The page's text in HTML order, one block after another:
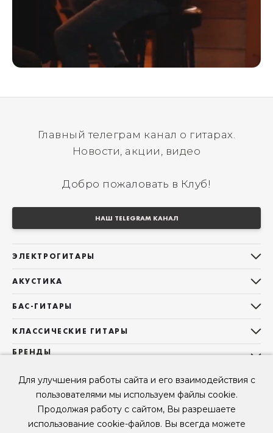
Для улучшения работы сайта и его взаимодействия с
пользователями мы используем файлы cookie.
Продолжая работу с сайтом, Вы разрешаете
использование cookie-файлов. Вы всегда можете
Главный телеграм канал о гитарах.
Новости, акции, видео
Добро пожаловать в Клуб!
НАШ TELEGRAM КАНАЛ
ЭЛЕКТРОГИТАРЫ
Telecaster
Les Paul
Superstrat
АКУСТИКА
Фолки (ОМ, 000, 00)
Гранд Аудиториум
Б/У, уцененные гитары
БАС-ГИТАРЫ
Precision Bass
Б/У, уцененные гитары
КЛАССИЧЕСКИЕ ГИТАРЫ
Все классические гитары
Б/У, уцененные гитары
БРЕНДЫ
Sigma Guitars
Enya Guitars
Fender
Gibson
Контакты
Мы в Telegram
Мы в ВК